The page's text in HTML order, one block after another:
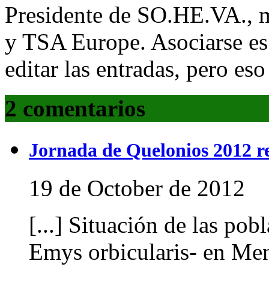
Presidente de SO.HE.VA.,
y TSA Europe. Asociarse
editar las entradas, pero
2 comentarios
Jornada de Quelonios 2012
19 de October de 2012
[...] Situación de las
Emys orbicularis- en